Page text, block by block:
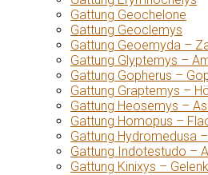
Gattung Geochelone
Gattung Geoclemys
Gattung Geoemyda –
Gattung Glyptemys –
Gattung Gopherus –
Gattung Graptemys –
Gattung Heosemys –
Gattung Homopus –
Gattung Hydromedusa
Gattung Indotestudo –
Gattung Kinixys –